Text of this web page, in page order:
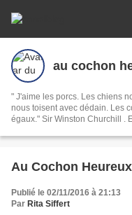
au cochon
" J'aime les porcs. Les chiens
nous toisent avec dédain. Les
égaux." Sir Winston Churchill . Et si nous considérions maintenant les
Au Cochon
Publié le 02/11/2016 à 21:13
Par Rita Siffert